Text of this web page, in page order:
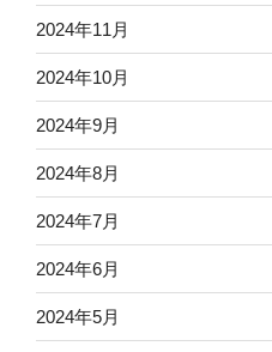
2024年11月
2024年10月
2024年9月
2024年8月
2024年7月
2024年6月
2024年5月